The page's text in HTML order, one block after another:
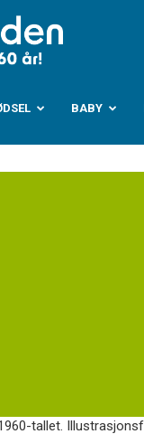
BABY
tallet.